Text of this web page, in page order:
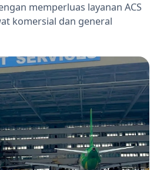
memperluas layanan ACS
komersial dan general